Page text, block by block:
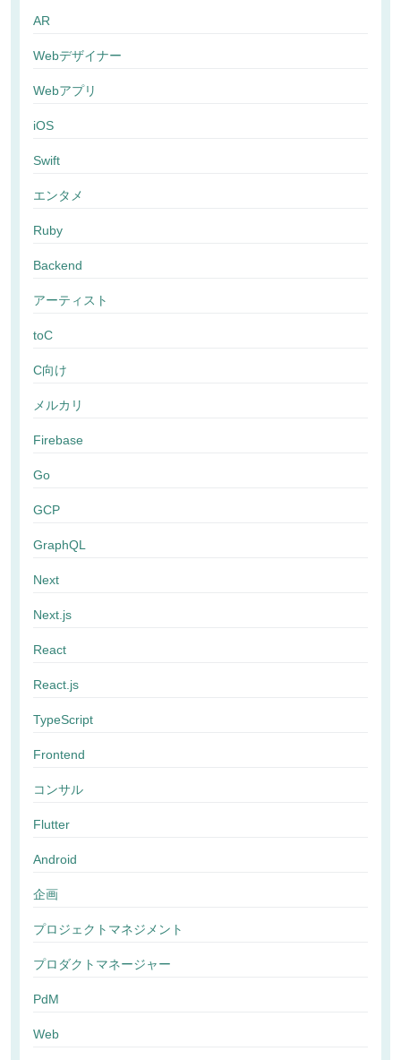
AR
Webデザイナー
Webアプリ
iOS
Swift
エンタメ
Ruby
Backend
アーティスト
toC
C向け
メルカリ
Firebase
Go
GCP
GraphQL
Next
Next.js
React
React.js
TypeScript
Frontend
コンサル
Flutter
Android
企画
プロジェクトマネジメント
プロダクトマネージャー
PdM
Web